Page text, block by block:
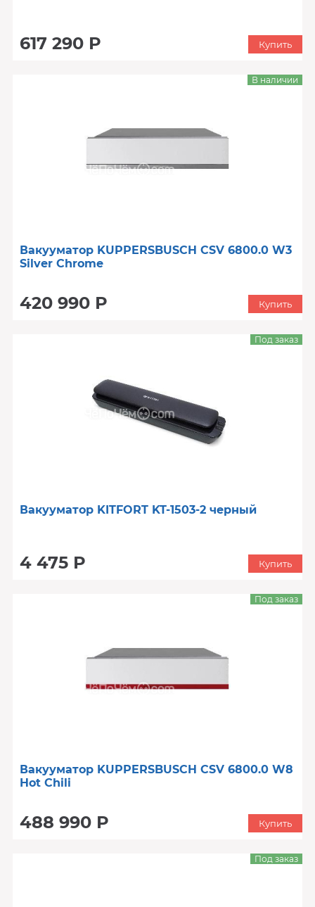
617 290 Р Купить
Вакууматор KUPPERSBUSCH CSV 6800.0 W3
Silver Chrome
420 990 Р
В наличии
Купить
Вакууматор KITFORT KT-1503-2 черный
4 475 Р
Под заказ
Купить
Вакууматор KUPPERSBUSCH CSV 6800.0 W8
Hot Chili
488 990 Р
Под заказ
Купить
Под заказ